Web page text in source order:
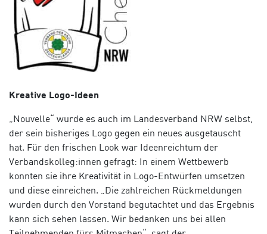
Kreative Logo-Ideen
„Nouvelle“ wurde es auch im Landesverband NRW selbst,
der sein bisheriges Logo gegen ein neues ausgetauscht
hat. Für den frischen Look war Ideenreichtum der
Verbandskolleg:innen gefragt: In einem Wettbewerb
konnten sie ihre Kreativität in Logo-Entwürfen umsetzen
und diese einreichen. „Die zahlreichen Rückmeldungen
wurden durch den Vorstand begutachtet und das Ergebnis
kann sich sehen lassen. Wir bedanken uns bei allen